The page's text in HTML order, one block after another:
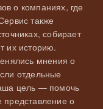
о компаниях, где
также
собирает
их историю.
мнения о
отдельные
цель — помочь
представление о